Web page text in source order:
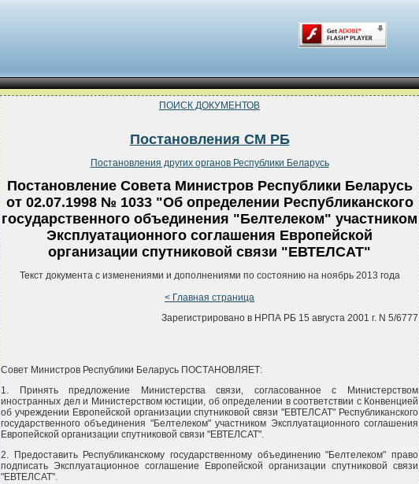
ПОИСК ДОКУМЕНТОВ
Постановления СМ РБ
Постановления других органов Республики Беларусь
Постановление Совета Министров Республики Беларусь
от 02.07.1998 № 1033 "Об определении Республиканского
государственного объединения "Белтелеком" участником
Эксплуатационного соглашения Европейской
организации спутниковой связи "ЕВТЕЛСАТ"
Текст документа с изменениями и дополнениями по состоянию на ноябрь 2013 года
< Главная страница
Зарегистрировано в НРПА РБ 15 августа 2001 г. N 5/6777
Совет Министров Республики Беларусь ПОСТАНОВЛЯЕТ:
1. Принять предложение Министерства связи, согласованное с Министерством
иностранных дел и Министерством юстиции, об определении в соответствии с Конвенцией
об учреждении Европейской организации спутниковой связи "ЕВТЕЛСАТ" Республиканского
государственного объединения "Белтелеком" участником Эксплуатационного соглашения
Европейской организации спутниковой связи "ЕВТЕЛСАТ".
2. Предоставить Республиканскому государственному объединению "Белтелеком" право
подписать Эксплуатационное соглашение Европейской организации спутниковой связи
"ЕВТЕЛСАТ".